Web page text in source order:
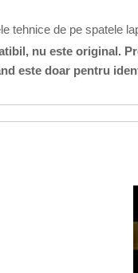
tehnice de pe spatele
nu este original.
este doar pentru